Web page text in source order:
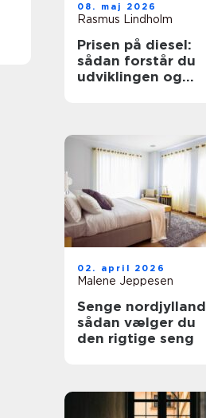
08. maj 2026
Rasmus Lindholm
Prisen på diesel:
sådan forstår du
udviklingen og
02. april 2026
Malene Jeppesen
Senge nordjylland
sådan vælger du
den rigtige seng